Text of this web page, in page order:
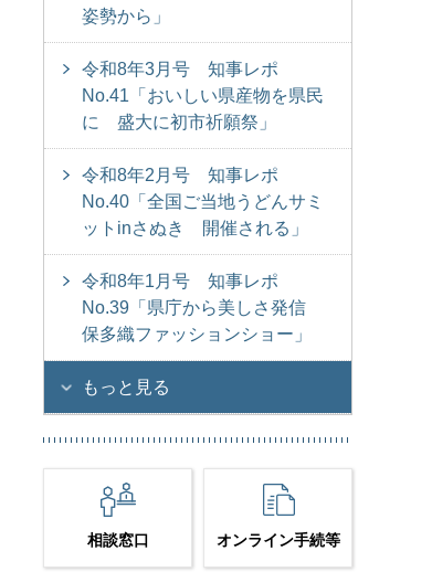
姿勢から」
令和8年3月号 知事レポ
No.41「おいしい県産物を県民
に 盛大に初市祈願祭」
令和8年2月号 知事レポ
No.40「全国ご当地うどんサミ
ットinさぬき 開催される」
令和8年1月号 知事レポ
No.39「県庁から美しさ発信
保多織ファッションショー」
もっと見る
相談窓口 オンライン手続等